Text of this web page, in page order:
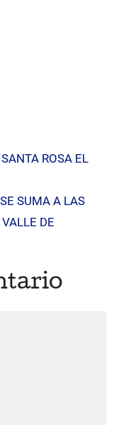
ROSA EL
SUMA A LAS
DE